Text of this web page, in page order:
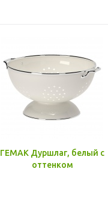
ГЕМАК Дуршлаг, белый с
оттенком